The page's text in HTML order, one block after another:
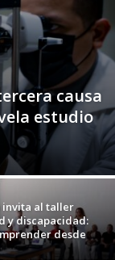
causa
estudio
invita al taller
y discapacidad:
desde